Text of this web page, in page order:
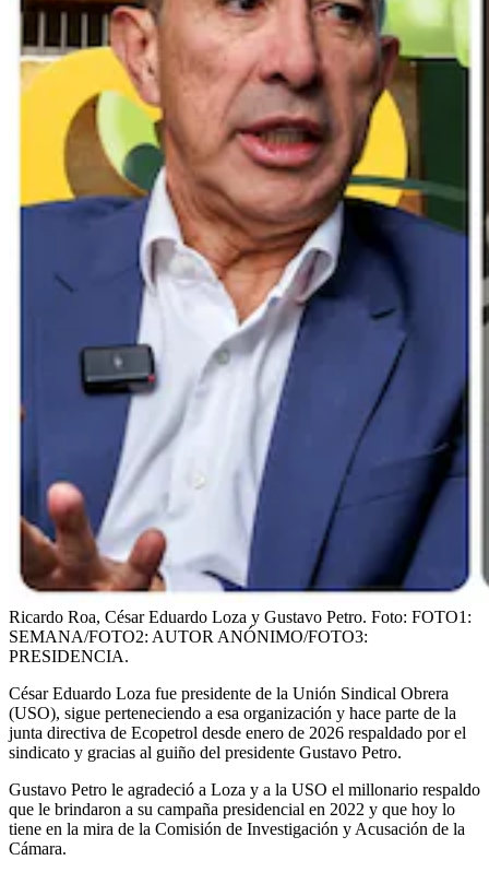
Ricardo Roa, César Eduardo Loza y Gustavo Petro. Foto: FOTO1:
SEMANA/FOTO2: AUTOR ANÓNIMO/FOTO3:
PRESIDENCIA.
César Eduardo Loza fue presidente de la Unión Sindical Obrera
(USO), sigue perteneciendo a esa organización y hace parte de la
junta directiva de Ecopetrol desde enero de 2026 respaldado por el
sindicato y gracias al guiño del presidente Gustavo Petro.
Gustavo Petro le agradeció a Loza y a la USO el millonario respaldo
que le brindaron a su campaña presidencial en 2022 y que hoy lo
tiene en la mira de la Comisión de Investigación y Acusación de la
Cámara.